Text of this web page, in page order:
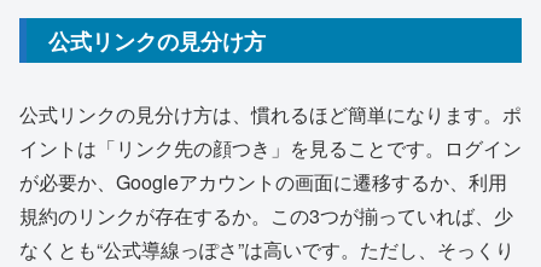
公式リンクの見分け方
公式リンクの見分け方は、慣れるほど簡単になります。ポ
イントは「リンク先の顔つき」を見ることです。ログイン
が必要か、Googleアカウントの画面に遷移するか、利用
規約のリンクが存在するか。この3つが揃っていれば、少
なくとも“公式導線っぽさ”は高いです。ただし、そっくり